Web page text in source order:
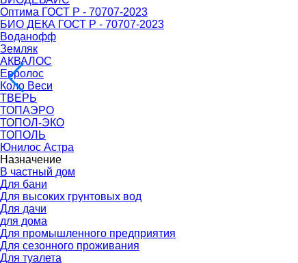
Оптима ГОСТ Р - 70707-2023
БИО ДЕКА ГОСТ Р - 70707-2023
Воданофф
Земляк
АКВАЛОС
Евролос
Коло Веси
ТВЕРЬ
ТОПАЭРО
ТОПОЛ-ЭКО
ТОПОЛЬ
Юнилос Астра
Назначение
В частный дом
Для бани
Для высоких грунтовых вод
Для дачи
для дома
Для промышленного предприятия
Для сезонного проживания
Для туалета